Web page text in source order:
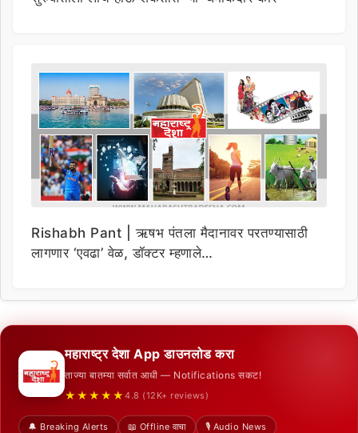
Rishabh Pant | ऋषभ पंतला मैदानावर परतण्यासाठी
लागणार ‘एवढा’ वेळ, डॉक्टर म्हणाले…
महाराष्ट्र देशा App डाउनलोड करा
ताज्या बातम्या सर्वात आधी — Notifications सकट!
★★★★★ 4.8 (12K+ reviews)
🔔 Breaking Alerts 📖 Offline वाचा
🎙️ Audio News